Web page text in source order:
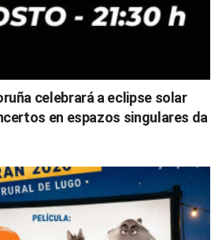
celebrará a eclipse solar
en espazos singulares da